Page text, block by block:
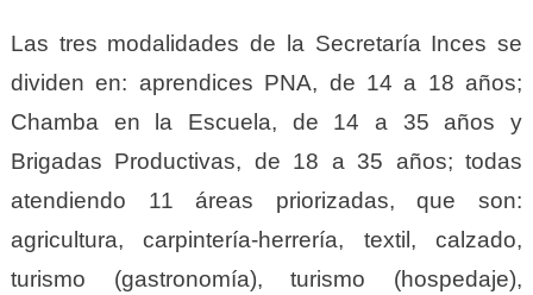
Las tres modalidades de la Secretaría Inces se
dividen en: aprendices PNA, de 14 a 18 años;
Chamba en la Escuela, de 14 a 35 años y
Brigadas Productivas, de 18 a 35 años; todas
atendiendo 11 áreas priorizadas, que son:
agricultura, carpintería-herrería, textil, calzado,
turismo (gastronomía), turismo (hospedaje),